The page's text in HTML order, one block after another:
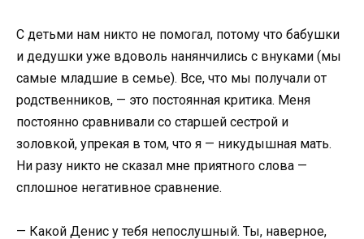
С детьми нам никто не помогал, потому что бабушки
и дедушки уже вдоволь нанянчились с внуками (мы
самые младшие в семье). Все, что мы получали от
родственников, — это постоянная критика. Меня
постоянно сравнивали со старшей сестрой и
золовкой, упрекая в том, что я — никудышная мать.
Ни разу никто не сказал мне приятного слова —
сплошное негативное сравнение.
— Какой Денис у тебя непослушный. Ты, наверное,